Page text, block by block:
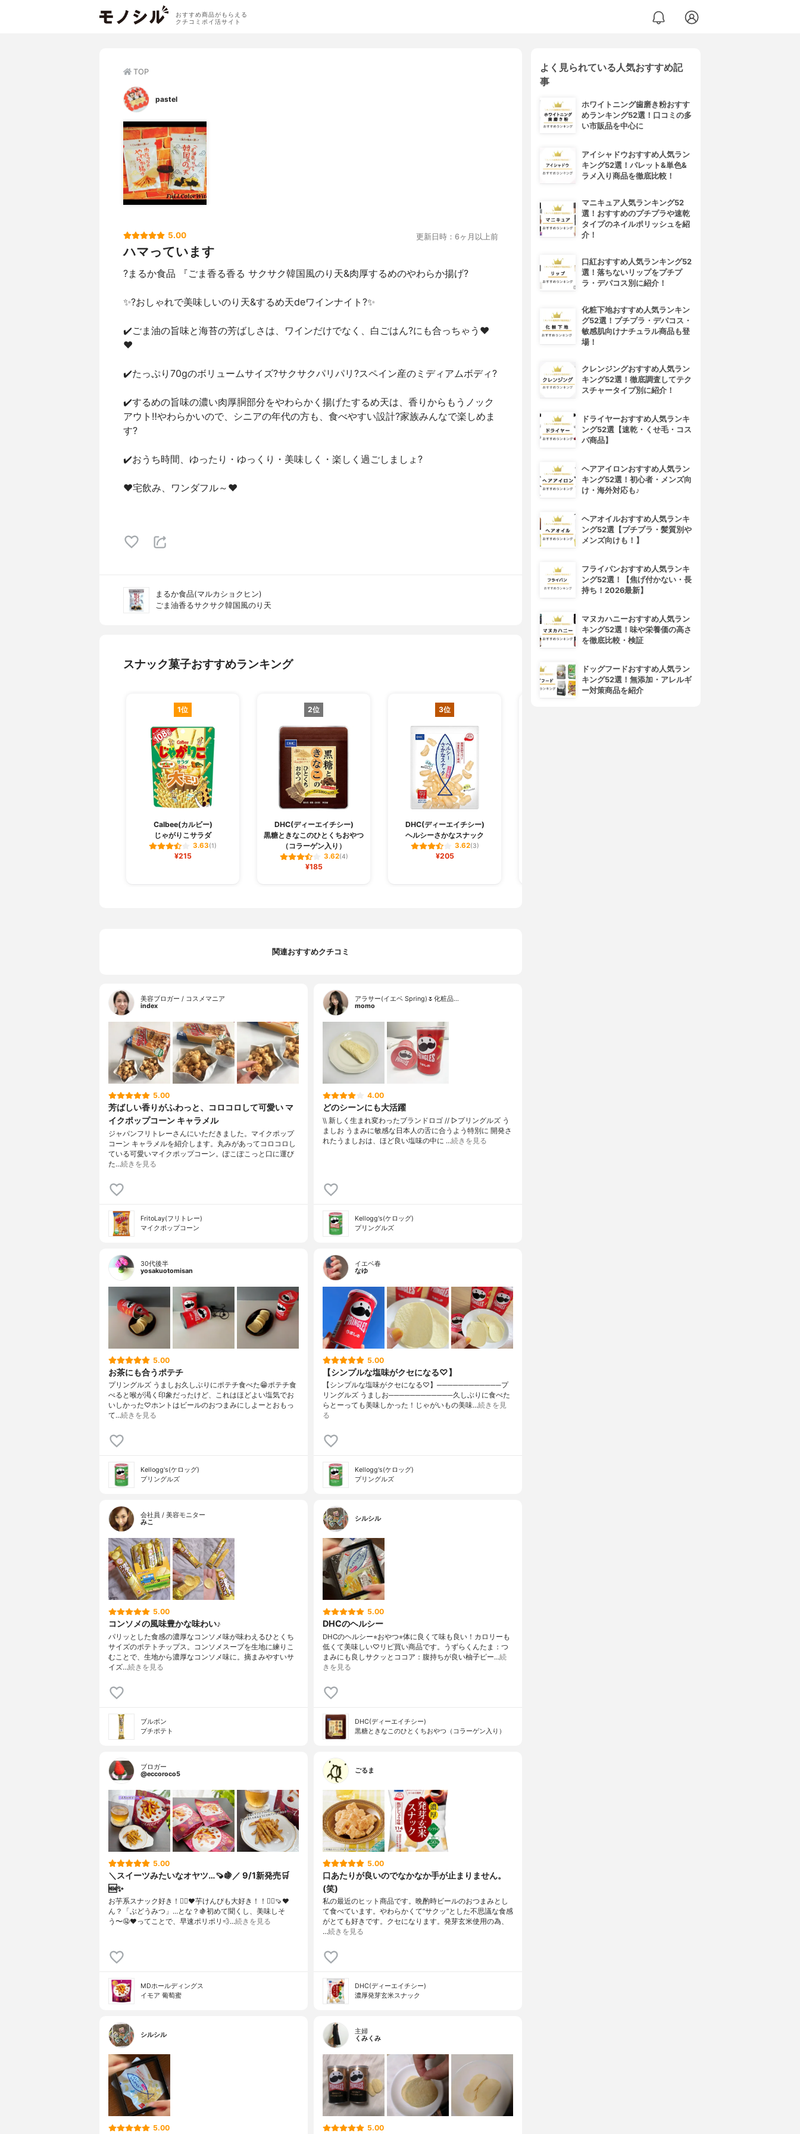
おすすめ商品がもらえる
クチコミポイ活サイト
TOP
pastel
5.00 更新日時：6ヶ月以上前
ハマっています
?まるか食品 『ごま香る香る サクサク韓国風のり天&肉厚するめのやわらか揚げ?
✨?おしゃれで美味しいのり天&するめ天deワインナイト?✨
✔️ごま油の旨味と海苔の芳ばしさは、ワインだけでなく、白ごはん?にも合っちゃう❤️
❤️
✔️たっぷり70gのボリュームサイズ?サクサクパリパリ?スペイン産のミディアムボディ?
✔️するめの旨味の濃い肉厚胴部分をやわらかく揚げたするめ天は、香りからもうノック
アウト‼️やわらかいので、シニアの年代の方も、食べやすい設計?家族みんなで楽しめま
す?
✔️おうち時間、ゆったり・ゆっくり・美味しく・楽しく過ごしましょ?
❤️宅飲み、ワンダフル～❤️
まるか食品(マルカショクヒン)
ごま油香るサクサク韓国風のり天
スナック菓子おすすめランキング
1位
Calbee(カルビー)
じゃがりこサラダ
3.63(1)
¥215
2位
DHC(ディーエイチシー)
黒糖ときなこのひとくちおやつ
（コラーゲン入り）
3.62(4)
¥185
3位
DHC(ディーエイチシー)
ヘルシーさかなスナック
3.62(3)
¥205
関連おすすめクチコミ
美容ブロガー / コスメマニア
index
5.00
芳ばしい香りがふわっと、コロコロして可愛い マ
イクポップコーン キャラメル
ジャパンフリトレーさんにいただきました。マイクポップ
コーン キャラメルを紹介します。丸みがあってコロコロし
ている可愛いマイクポップコーン。ぽこぽこっと口に運び
た…続きを見る
FritoLay(フリトレー)
マイクポップコーン
アラサー(イエベ Spring)🌷化粧品…
momo
4.00
どのシーンにも大活躍
\\ 新しく生まれ変わったブランドロゴ // ▷プリングルズ う
ましお うまみに敏感な日本人の舌に合うよう特別に 開発さ
れたうましおは、ほど良い塩味の中に …続きを見る
Kellogg's(ケロッグ)
プリングルズ
30代後半
yosakuotomisan
5.00
お茶にも合うポテチ
プリングルズ うましお久しぶりにポテチ食べた😁ポテチ食
べると喉が渇く印象だったけど、これはほどよい塩気でお
いしかった♡ホントはビールのおつまみにしよーとおもっ
て…続きを見る
Kellogg's(ケロッグ)
プリングルズ
イエベ春
なゆ
5.00
【シンプルな塩味がクセになる♡】
【シンプルな塩味がクセになる♡】────────────プ
リングルズ うましお────────────久しぶりに食べた
らとーっても美味しかった！じゃがいもの美味…続きを見
る
Kellogg's(ケロッグ)
プリングルズ
会社員 / 美容モニター
みこ
5.00
コンソメの風味豊かな味わい♪
パリッとした食感の濃厚なコンソメ味が味わえるひとくち
サイズのポテトチップス。コンソメスープを生地に練りこ
むことで、生地から濃厚なコンソメ味に。摘まみやすいサ
イズ…続きを見る
ブルボン
プチポテト
シルシル
5.00
DHCのヘルシー
DHCのヘルシー⭐︎おやつ⭐︎体に良くて味も良い！カロリーも
低くて美味しい♡リピ買い商品です。うずらくんたま：つ
まみにも良しサクッとココア：腹持ちが良い柚子ピー…続
きを見る
DHC(ディーエイチシー)
黒糖ときなこのひとくちおやつ（コラーゲン入り）
ブロガー
@eccoroco5
5.00
＼スイーツみたいなオヤツ…🍠🍇／ 9/1新発売🛒
🆕✨
お芋系スナック好き！🙋‍♀️❤️芋けんぴも大好き！！🙋‍♀️🍠❤️⁡
ん？「ぶどうみつ」…とな？🍇⁡初めて聞くし、美味しそ
う〜🤤❤️⁡ってことで、早速ポリポリ💨⁡…続きを見る
MDホールディングス
イモア 葡萄蜜
ごるま
5.00
口あたりが良いのでなかなか手が止まりません。
(笑)
私の最近のヒット商品です。晩酌時ビールのおつまみとし
て食べています。やわらかくて”サクッ”とした不思議な食感
がとても好きです。クセになります。発芽玄米使用の為、
…続きを見る
DHC(ディーエイチシー)
濃厚発芽玄米スナック
シルシル
5.00
主婦
くみくみ
5.00
よく見られている人気おすすめ記
事
ホワイトニング歯磨き粉おすす
めランキング52選！口コミの多
い市販品を中心に
アイシャドウおすすめ人気ラン
キング52選！パレット&単色&
ラメ入り商品を徹底比較！
マニキュア人気ランキング52
選！おすすめのプチプラや速乾
タイプのネイルポリッシュを紹
介！
口紅おすすめ人気ランキング52
選！落ちないリップをプチプ
ラ・デパコス別に紹介！
化粧下地おすすめ人気ランキン
グ52選！プチプラ・デパコス・
敏感肌向けナチュラル商品も登
場！
クレンジングおすすめ人気ラン
キング52選！徹底調査してテク
スチャータイプ別に紹介！
ドライヤーおすすめ人気ランキ
ング52選【速乾・くせ毛・コス
パ商品】
ヘアアイロンおすすめ人気ラン
キング52選！初心者・メンズ向
け・海外対応も♪
ヘアオイルおすすめ人気ランキ
ング52選【プチプラ・髪質別や
メンズ向けも！】
フライパンおすすめ人気ランキ
ング52選！【焦げ付かない・長
持ち！2026最新】
マヌカハニーおすすめ人気ラン
キング52選！味や栄養価の高さ
を徹底比較・検証
ドッグフードおすすめ人気ラン
キング52選！無添加・アレルギ
ー対策商品を紹介